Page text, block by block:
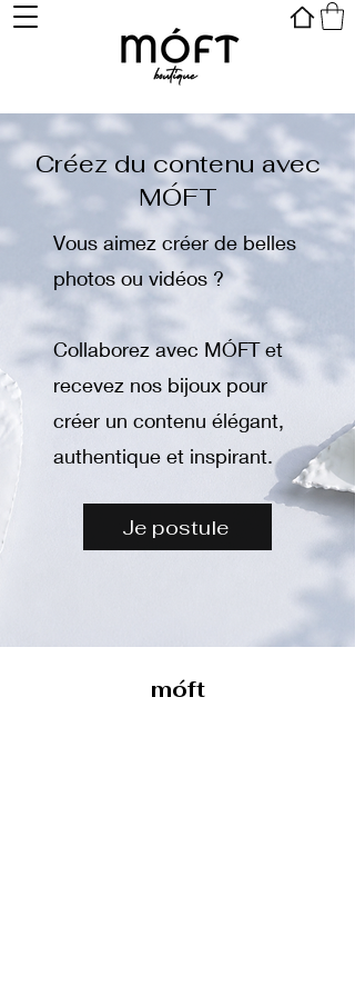
Créez du contenu avec
MÓFT
Vous aimez créer de belles
photos ou vidéos ?
Collaborez avec MÓFT et
recevez nos bijoux pour
créer un contenu élégant,
authentique et inspirant.
Je postule
móft